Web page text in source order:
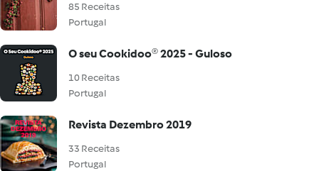
85 Receitas
Portugal
O seu Cookidoo® 2025 - Guloso
10 Receitas
Portugal
Revista Dezembro 2019
33 Receitas
Portugal